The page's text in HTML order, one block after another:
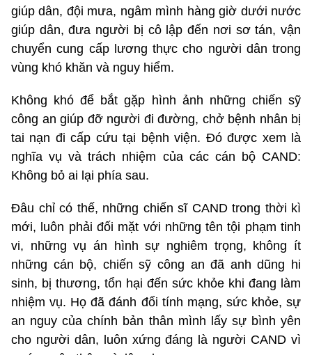
giúp dân, đội mưa, ngâm mình hàng giờ dưới nước
giúp dân, đưa người bị cô lập đến nơi sơ tán, vận
chuyển cung cấp lương thực cho người dân trong
vùng khó khăn và nguy hiểm.
Không khó để bắt gặp hình ảnh những chiến sỹ
công an giúp đỡ người đi đường, chở bệnh nhân bị
tai nạn đi cấp cứu tại bệnh viện. Đó được xem là
nghĩa vụ và trách nhiệm của các cán bộ CAND:
Không bỏ ai lại phía sau.
Đâu chỉ có thế, những chiến sĩ CAND trong thời kì
mới, luôn phải đối mặt với những tên tội phạm tinh
vi, những vụ án hình sự nghiêm trọng, không ít
những cán bộ, chiến sỹ công an đã anh dũng hi
sinh, bị thương, tổn hại đến sức khỏe khi đang làm
nhiệm vụ. Họ đã đánh đổi tính mạng, sức khỏe, sự
an nguy của chính bản thân mình lấy sự bình yên
cho người dân, luôn xứng đáng là người CAND vì